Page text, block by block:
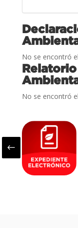
No se encontró
No se encontró
#